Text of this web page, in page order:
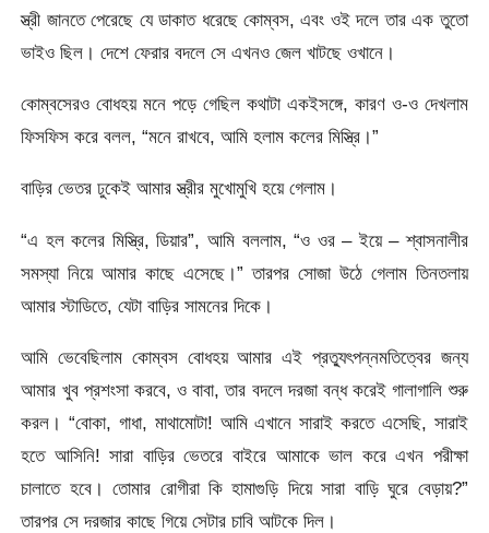
স্ত্রী জানতে পেরেছে যে ডাকাত ধরেছে কোম্বস, এবং ওই দলে তার এক তুতো
ভাইও ছিল। দেশে ফেরার বদলে সে এখনও জেল খাটছে ওখানে।
কোম্বসেরও বোধহয় মনে পড়ে গেছিল কথাটা একইসঙ্গে, কারণ ও-ও দেখলাম
ফিসফিস করে বলল, “মনে রাখবে, আমি হলাম কলের মিস্ত্রি।”
বাড়ির ভেতর ঢুকেই আমার স্ত্রীর মুখোমুখি হয়ে গেলাম।
“এ হল কলের মিস্ত্রি, ডিয়ার”, আমি বললাম, “ও ওর – ইয়ে – শ্বাসনালীর
সমস্যা নিয়ে আমার কাছে এসেছে।” তারপর সোজা উঠে গেলাম তিনতলায়
আমার স্টাডিতে, যেটা বাড়ির সামনের দিকে।
আমি ভেবেছিলাম কোম্বস বোধহয় আমার এই প্রত্যুৎপন্নমতিত্বের জন্য
আমার খুব প্রশংসা করবে, ও বাবা, তার বদলে দরজা বন্ধ করেই গালাগালি শুরু
করল। “বোকা, গাধা, মাথামোটা! আমি এখানে সারাই করতে এসেছি, সারাই
হতে আসিনি! সারা বাড়ির ভেতরে বাইরে আমাকে ভাল করে এখন পরীক্ষা
চালাতে হবে। তোমার রোগীরা কি হামাগুড়ি দিয়ে সারা বাড়ি ঘুরে বেড়ায়?”
তারপর সে দরজার কাছে গিয়ে সেটার চাবি আটকে দিল।